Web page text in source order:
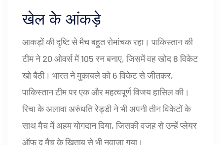
खेल के आंकड़े
आकड़ों की दृष्टि से मैच बहुत रोमांचक रहा। पाकिस्तान की
टीम ने 20 ओवर्स में 105 रन बनाए, जिसमें वह खोद 8 विकेट
खो बैठी। भारत ने मुकाबले को 6 विकेट से जीतकर,
पाकिस्तान टीम पर एक और महत्वपूर्ण विजय हासिल की।
रिचा के अलावा अरुंधति रेड्डी ने भी अपनी तीन विकेटों के
साथ मैच में अहम योगदान दिया, जिसकी वजह से उन्हें प्लेयर
ऑफ द मैच के खिताब से भी नवाज़ा गया।